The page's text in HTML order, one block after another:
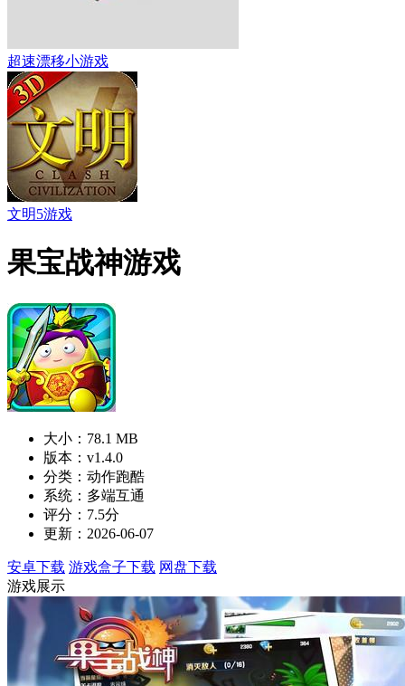
超速漂移小游戏
文明5游戏
果宝战神游戏
大小：78.1 MB
版本：v1.4.0
分类：动作跑酷
系统：多端互通
评分：7.5分
更新：2026-06-07
安卓下载 游戏盒子下载 网盘下载
游戏展示